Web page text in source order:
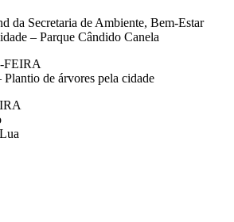
da Secretaria de Ambiente, Bem-Estar
– Parque Cândido Canela
FEIRA
de árvores pela cidade